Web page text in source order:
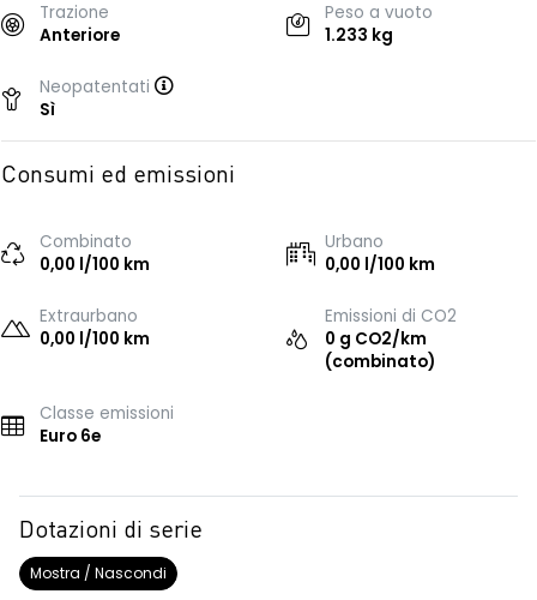
Trazione
Anteriore
Peso a vuoto
1.233 kg
Neopatentati
Sì
Consumi ed emissioni
Combinato
0,00 l/100 km
Urbano
0,00 l/100 km
Extraurbano
0,00 l/100 km
Emissioni di CO2
0 g CO2/km
(combinato)
Classe emissioni
Euro 6e
Dotazioni di serie
Mostra / Nascondi